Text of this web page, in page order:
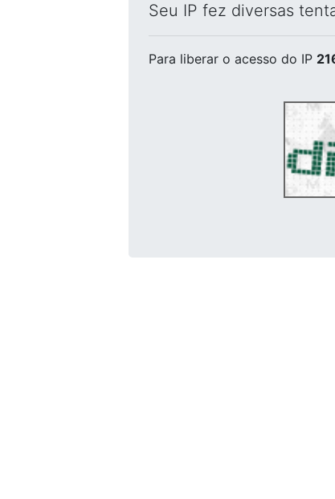
Seu IP fez diversas
Para liberar o acesso do IP